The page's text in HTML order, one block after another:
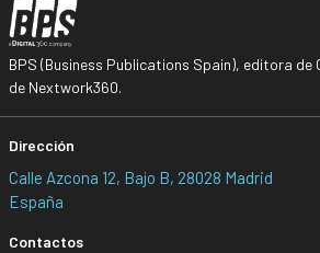
BPS (Business Publications Spain), editora
de Nextwork360.
Dirección
Calle Azcona 12, Bajo B, 28028 Madrid
España
Contactos